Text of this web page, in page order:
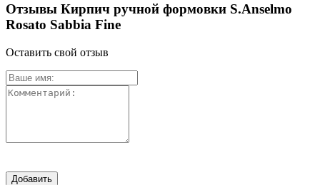
Отзывы Кирпич ручной формовки S.Anselmo
Rosato Sabbia Fine
Оставить свой отзыв